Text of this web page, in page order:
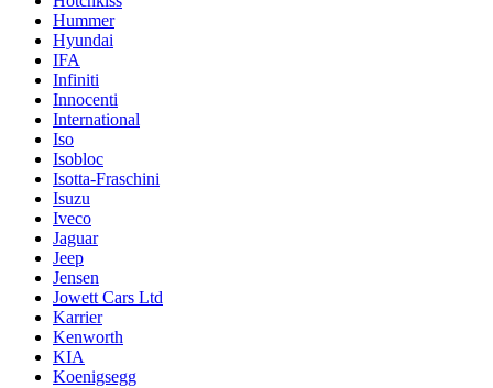
Hummer
Hyundai
IFA
Infiniti
Innocenti
International
Iso
Isobloc
Isotta-Fraschini
Isuzu
Iveco
Jaguar
Jeep
Jensen
Jowett Cars Ltd
Karrier
Kenworth
KIA
Koenigsegg